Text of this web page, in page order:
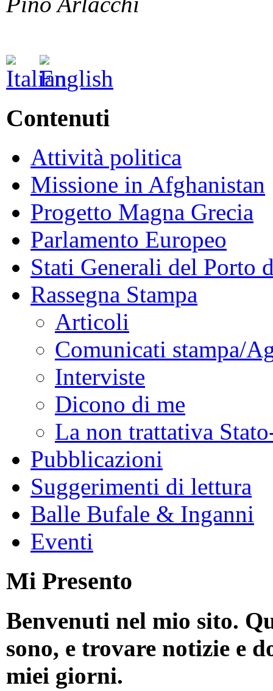
Contenuti
Attività politica
Missione in Afghanistan
Progetto Magna Grecia
Parlamento Europeo
Stati Generali del Porto
Rassegna Stampa
Articoli
Comunicati stampa/
Interviste
Dicono di me
La non trattativa
Pubblicazioni
Suggerimenti di lettura
Balle Bufale & Inganni
Eventi
Mi Presento
Benvenuti nel mio sito.
sono, e trovare notizie e
miei giorni.